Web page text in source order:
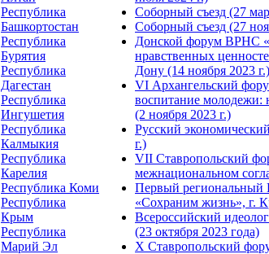
Республика
Башкортостан
Республика
Бурятия
Республика
Дагестан
Республика
Ингушетия
Республика
Калмыкия
Республика
Карелия
Республика Коми
Республика
Крым
Республика
Марий Эл
Соборный съезд (27
Соборный съезд (27
Донской форум ВРНС
нравственных
Дону (14 ноября 2023 г.)
VI Архангельский
воспитание молодежи:
(2 ноября 2023 г.)
Русский
г.)
VII Ставропольский
межнациональном
Первый
«Сохраним жизнь», г.
Всероссийский
(23 октября 2023 года)
X Ставропольский